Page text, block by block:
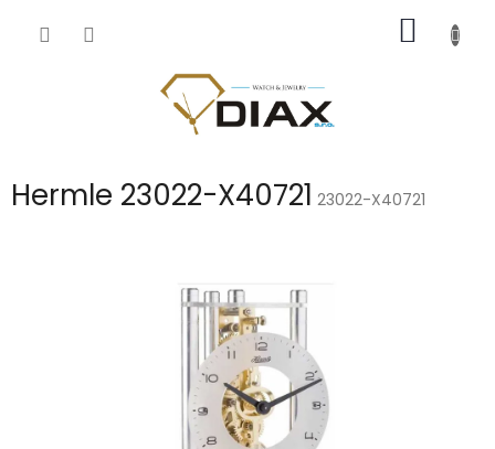
KOŠÍK
Hermle 23022-X40721 23022-X40721